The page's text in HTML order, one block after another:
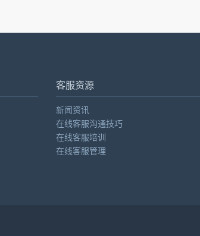
客服资源
新闻资讯
在线客服沟通技巧
在线客服培训
在线客服管理